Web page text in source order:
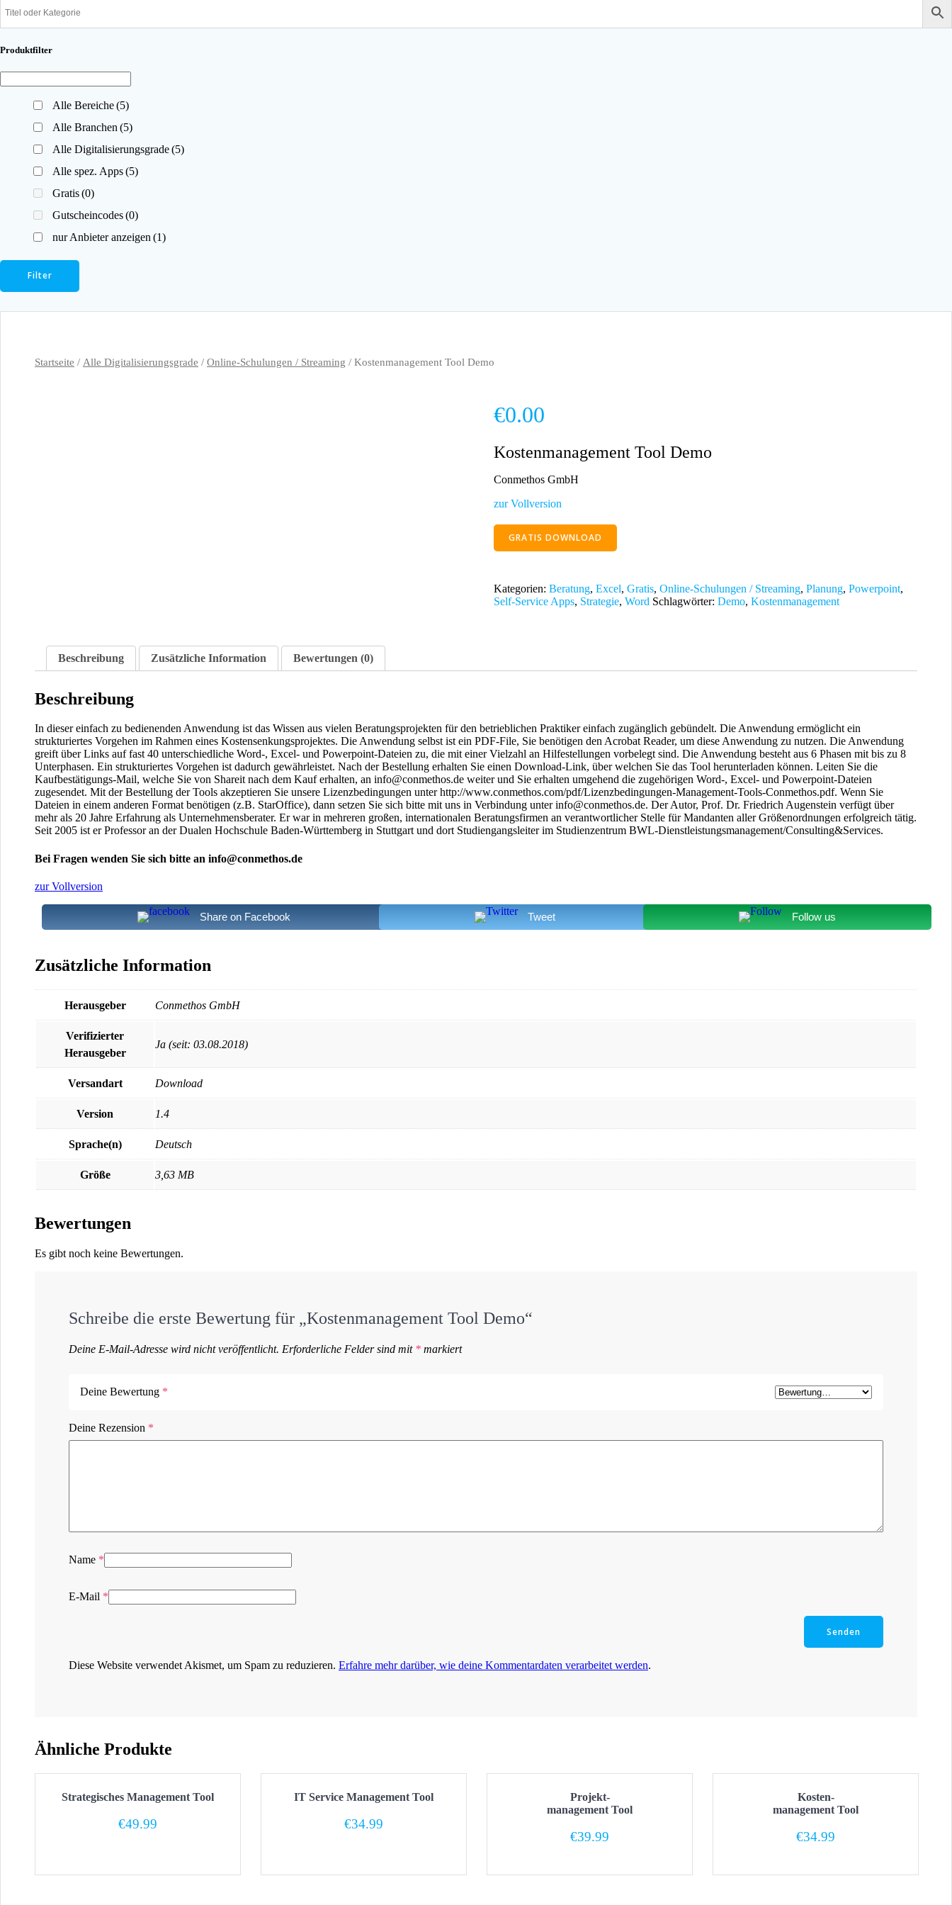
Produktfilter
Alle Bereiche(5)
Alle Branchen (5)
Alle Digitalisierungsgrade(5)
Alle spez. Apps(5)
Gratis(0)
Gutscheincodes(0)
nur Anbieter anzeigen (1)
Filter
Startseite / Alle Digitalisierungsgrade / Online-Schulungen / Streaming / Kostenmanagement Tool Demo
€0.00
Kostenmanagement Tool Demo
Conmethos GmbH
zur Vollversion
GRATIS DOWNLOAD
Kategorien: Beratung, Excel, Gratis, Online-Schulungen / Streaming, Planung, Powerpoint,
Self-Service Apps, Strategie, Word Schlagwörter: Demo, Kostenmanagement
Beschreibung Zusätzliche Information Bewertungen (0)
Beschreibung
In dieser einfach zu bedienenden Anwendung ist das Wissen aus vielen Beratungsprojekten für den betrieblichen Praktiker einfach zugänglich gebündelt. Die Anwendung ermöglicht ein
strukturiertes Vorgehen im Rahmen eines Kostensenkungsprojektes. Die Anwendung selbst ist ein PDF-File, Sie benötigen den Acrobat Reader, um diese Anwendung zu nutzen. Die Anwendung
greift über Links auf fast 40 unterschiedliche Word-, Excel- und Powerpoint-Dateien zu, die mit einer Vielzahl an Hilfestellungen vorbelegt sind. Die Anwendung besteht aus 6 Phasen mit bis zu 8
Unterphasen. Ein strukturiertes Vorgehen ist dadurch gewährleistet. Nach der Bestellung erhalten Sie einen Download-Link, über welchen Sie das Tool herunterladen können. Leiten Sie die
Kaufbestätigungs-Mail, welche Sie von Shareit nach dem Kauf erhalten, an info@conmethos.de weiter und Sie erhalten umgehend die zugehörigen Word-, Excel- und Powerpoint-Dateien
zugesendet. Mit der Bestellung der Tools akzeptieren Sie unsere Lizenzbedingungen unter http://www.conmethos.com/pdf/Lizenzbedingungen-Management-Tools-Conmethos.pdf. Wenn Sie
Dateien in einem anderen Format benötigen (z.B. StarOffice), dann setzen Sie sich bitte mit uns in Verbindung unter info@conmethos.de. Der Autor, Prof. Dr. Friedrich Augenstein verfügt über
mehr als 20 Jahre Erfahrung als Unternehmensberater. Er war in mehreren großen, internationalen Beratungsfirmen an verantwortlicher Stelle für Mandanten aller Größenordnungen erfolgreich tätig.
Seit 2005 ist er Professor an der Dualen Hochschule Baden-Württemberg in Stuttgart und dort Studiengangsleiter im Studienzentrum BWL-Dienstleistungsmanagement/Consulting&Services.
Bei Fragen wenden Sie sich bitte an info@conmethos.de
zur Vollversion
Share on Facebook Tweet Follow us
Zusätzliche Information
Herausgeber Conmethos GmbH
Verifizierter
Herausgeber
Ja (seit: 03.08.2018)
Versandart Download
Version 1.4
Sprache(n) Deutsch
Größe 3,63 MB
Bewertungen
Es gibt noch keine Bewertungen.
Schreibe die erste Bewertung für „Kostenmanagement Tool Demo“
Deine E-Mail-Adresse wird nicht veröffentlicht. Erforderliche Felder sind mit * markiert
Deine Bewertung *
Deine Rezension *
Name *
E-Mail *
Diese Website verwendet Akismet, um Spam zu reduzieren. Erfahre mehr darüber, wie deine Kommentardaten verarbeitet werden.
Ähnliche Produkte
Strategisches Management Tool
€49.99
IT Service Management Tool
€34.99
Projekt-
management Tool
€39.99
Kosten-
management Tool
€34.99